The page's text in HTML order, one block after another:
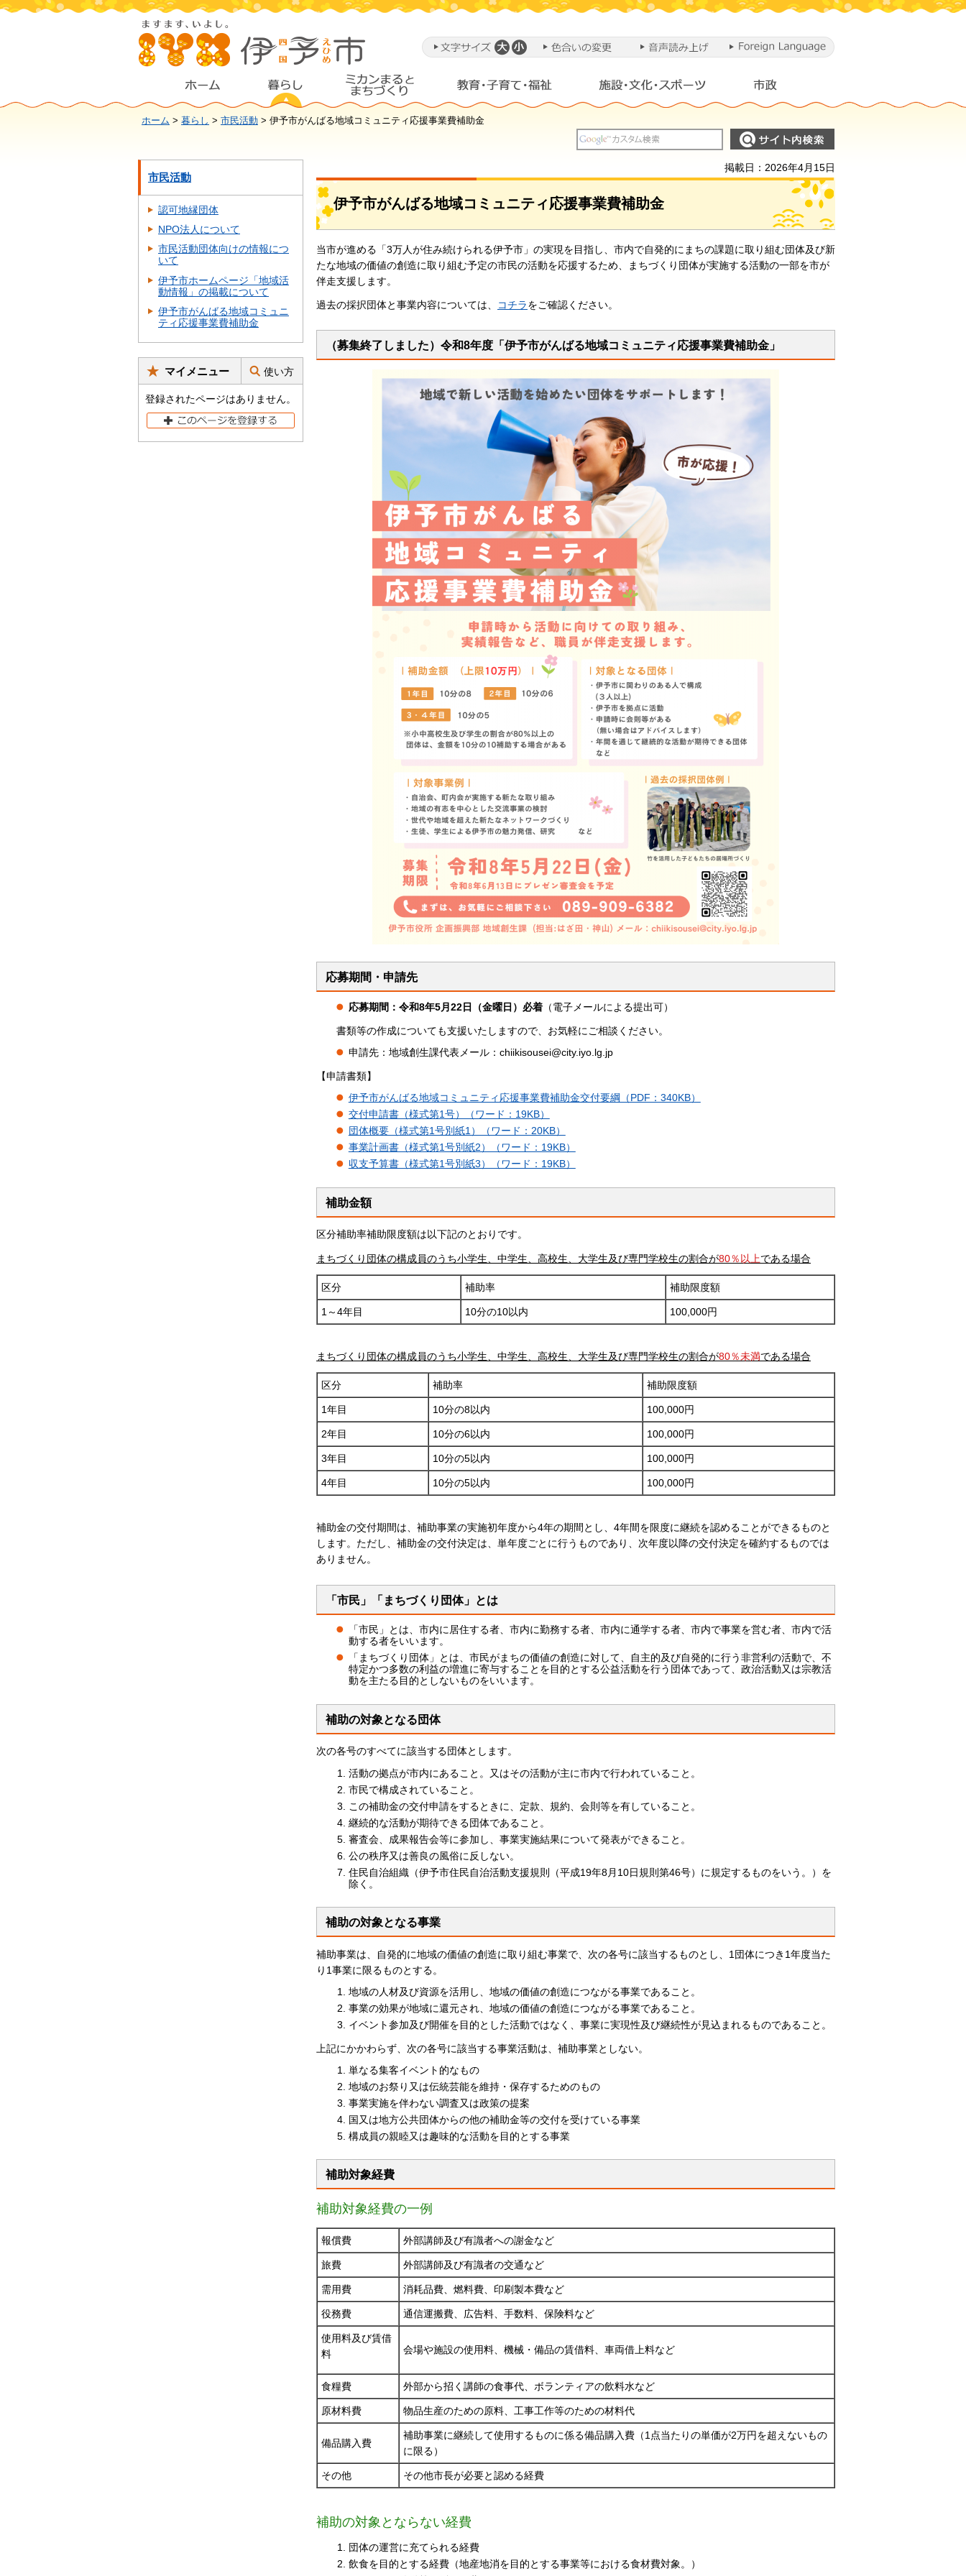
ホーム > 暮らし > 市民活動 > 伊予市がんばる地域コミュニティ応援事業費補助金
市民活動
認可地縁団体
NPO法人について
市民活動団体向けの情報につ
いて
伊予市ホームページ「地域活
動情報」の掲載について
伊予市がんばる地域コミュニ
ティ応援事業費補助金
マイメニュー 使い方
登録されたページはありません。
掲載日：2026年4月15日
伊予市がんばる地域コミュニティ応援事業費補助金
当市が進める「3万人が住み続けられる伊予市」の実現を目指し、市内で自発的にまちの課題に取り組む団体及び新
たな地域の価値の創造に取り組む予定の市民の活動を応援するため、まちづくり団体が実施する活動の一部を市が
伴走支援します。
過去の採択団体と事業内容については、 コチラをご確認ください。
（募集終了しました）令和8年度「伊予市がんばる地域コミュニティ応援事業費補助金」
応募期間・申請先
応募期間：令和8年5月22日（金曜日）必着（電子メールによる提出可）
書類等の作成についても支援いたしますので、お気軽にご相談ください。
申請先：地域創生課代表メール：chiikisousei@city.iyo.lg.jp
【申請書類】
伊予市がんばる地域コミュニティ応援事業費補助金交付要綱（PDF：340KB）
交付申請書（様式第1号）（ワード：19KB）
団体概要（様式第1号別紙1）（ワード：20KB）
事業計画書（様式第1号別紙2）（ワード：19KB）
収支予算書（様式第1号別紙3）（ワード：19KB）
補助金額
区分補助率補助限度額は以下記のとおりです。
まちづくり団体の構成員のうち小学生、中学生、高校生、大学生及び専門学校生の割合が80％以上である場合
区分 補助率 補助限度額
1～4年目 10分の10以内 100,000円
まちづくり団体の構成員のうち小学生、中学生、高校生、大学生及び専門学校生の割合が80％未満である場合
区分 補助率 補助限度額
1年目 10分の8以内 100,000円
2年目 10分の6以内 100,000円
3年目 10分の5以内 100,000円
4年目 10分の5以内 100,000円
補助金の交付期間は、補助事業の実施初年度から4年の期間とし、4年間を限度に継続を認めることができるものと
します。ただし、補助金の交付決定は、単年度ごとに行うものであり、次年度以降の交付決定を確約するものでは
ありません。
「市民」「まちづくり団体」とは
「市民」とは、市内に居住する者、市内に勤務する者、市内に通学する者、市内で事業を営む者、市内で活
動する者をいいます。
「まちづくり団体」とは、市民がまちの価値の創造に対して、自主的及び自発的に行う非営利の活動で、不
特定かつ多数の利益の増進に寄与することを目的とする公益活動を行う団体であって、政治活動又は宗教活
動を主たる目的としないものをいいます。
補助の対象となる団体
次の各号のすべてに該当する団体とします。
活動の拠点が市内にあること。又はその活動が主に市内で行われていること。
市民で構成されていること。
この補助金の交付申請をするときに、定款、規約、会則等を有していること。
継続的な活動が期待できる団体であること。
審査会、成果報告会等に参加し、事業実施結果について発表ができること。
公の秩序又は善良の風俗に反しない。
住民自治組織（伊予市住民自治活動支援規則（平成19年8月10日規則第46号）に規定するものをいう。）を
除く。
補助の対象となる事業
補助事業は、自発的に地域の価値の創造に取り組む事業で、次の各号に該当するものとし、1団体につき1年度当た
り1事業に限るものとする。
地域の人材及び資源を活用し、地域の価値の創造につながる事業であること。
事業の効果が地域に還元され、地域の価値の創造につながる事業であること。
イベント参加及び開催を目的とした活動ではなく、事業に実現性及び継続性が見込まれるものであること。
上記にかかわらず、次の各号に該当する事業活動は、補助事業としない。
単なる集客イベント的なもの
地域のお祭り又は伝統芸能を維持・保存するためのもの
事業実施を伴わない調査又は政策の提案
国又は地方公共団体からの他の補助金等の交付を受けている事業
構成員の親睦又は趣味的な活動を目的とする事業
補助対象経費
補助対象経費の一例
報償費 外部講師及び有識者への謝金など
旅費 外部講師及び有識者の交通など
需用費 消耗品費、燃料費、印刷製本費など
役務費 通信運搬費、広告料、手数料、保険料など
使用料及び賃借
料
会場や施設の使用料、機械・備品の賃借料、車両借上料など
食糧費 外部から招く講師の食事代、ボランティアの飲料水など
原材料費 物品生産のための原料、工事工作等のための材料代
備品購入費
補助事業に継続して使用するものに係る備品購入費（1点当たりの単価が2万円を超えないもの
に限る）
その他 その他市長が必要と認める経費
補助の対象とならない経費
団体の運営に充てられる経費
飲食を目的とする経費（地産地消を目的とする事業等における食材費対象。）